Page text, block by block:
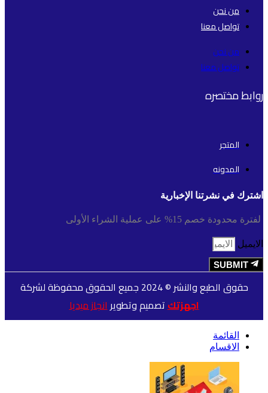
من نحن
تواصل معنا
من نحن
تواصل معنا
روابط مختصره
المتجر
المدونه
اشترك في نشرتنا الإخبارية
لفترة محدودة خصم 15% على عملية الشراء الأولى
الايميل
SUBMIT
حقوق الطبع والنشر © 2024 جميع الحقوق محفوظة لشركة
اجهزتكتصميم وتطويرانجاز ميديا
القائمة
الاقسام